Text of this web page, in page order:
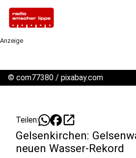
Anzeige
© com77380 / pixabay.com
Teilen: open_in_new
Gelsenkirchen:
neuen Wasser-Rekord